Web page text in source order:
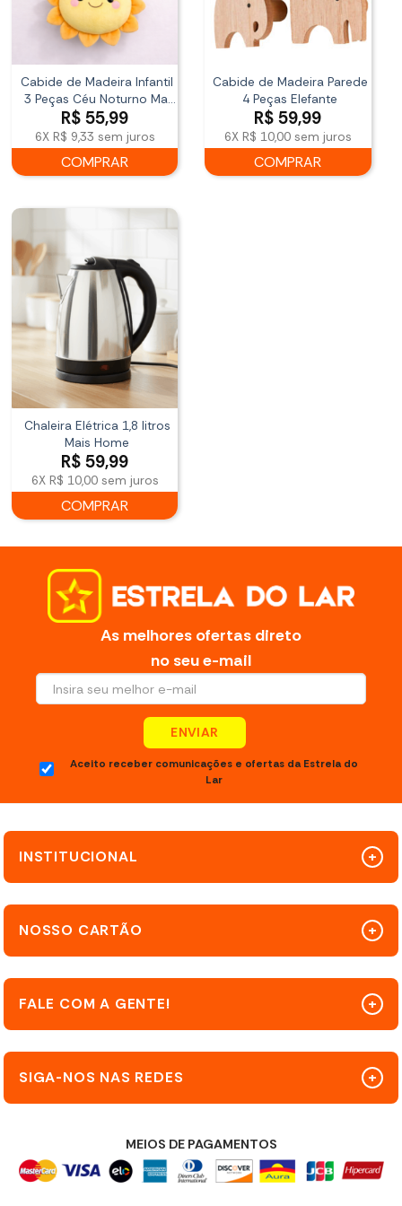
Cabide de Madeira Infantil
3 Peças Céu Noturno Mai
Home
R$ 55,99
6X R$ 9,33 sem juros
COMPRAR
Cabide de Madeira Parede
4 Peças Elefante
R$ 59,99
6X R$ 10,00sem juros
COMPRAR
Chaleira Elétrica 1,8 litros
Mais Home
R$ 59,99
6X R$ 10,00sem juros
COMPRAR
As melhores ofertas direto
no seu e-mail
ENVIAR
Aceito receber comunicações e ofertas da Estrela do
Lar
INSTITUCIONAL
NOSSO CARTÃO
FALE COM A GENTE!
SIGA-NOS NAS REDES
MEIOS DE PAGAMENTOS